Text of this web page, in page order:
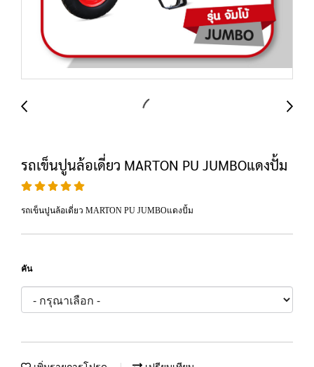
รถเข็นปูนล้อเดี่ยว MARTON PU JUMBOแดงปั้ม
รถเข็นปูนล้อเดี่ยว MARTON PU JUMBOแดงปั้ม
คัน